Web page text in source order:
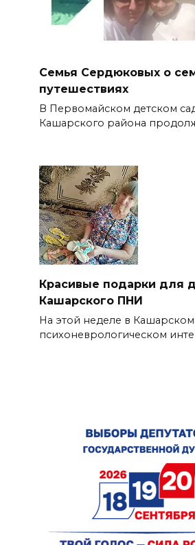
Семья Сердюковых о
путешествиях
В Первомайском детском
Кашарского района
Красивые подарки для
Кашарского ПНИ
На этой неделе в Кашарском
психоневрологическом